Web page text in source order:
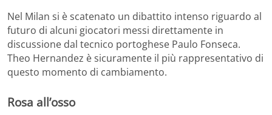
Nel Milan si è scatenato un dibattito intenso riguardo al
futuro di alcuni giocatori messi direttamente in
discussione dal tecnico portoghese Paulo Fonseca.
Theo Hernandez è sicuramente il più rappresentativo di
questo momento di cambiamento.
Rosa all’osso